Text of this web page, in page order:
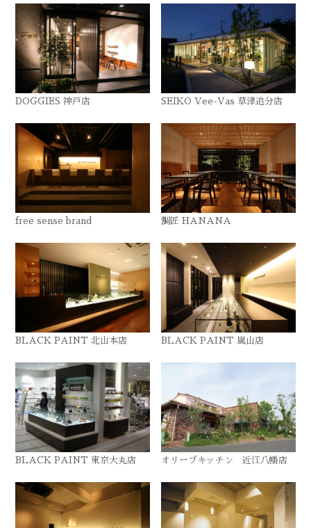
DOGGIES 神戸店 SEIKO Vee-Vas 草津追分店
free sense brand 鯛匠 HANANA
BLACK PAINT 北山本店 BLACK PAINT 嵐山店
BLACK PAINT 東京大丸店 オリーブキッチン 近江八幡店